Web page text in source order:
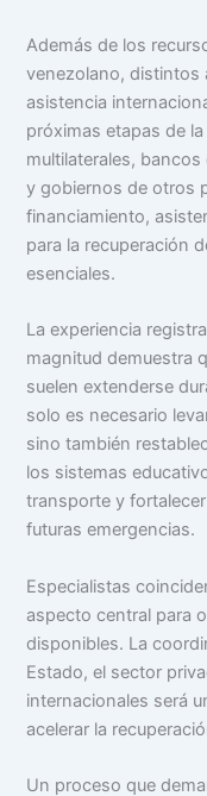
Además de los
venezolano, distintos
asistencia
próximas etapas de
multilaterales,
y gobiernos de otros
financiamiento,
para la recuperación
esenciales.
La experiencia
magnitud demuestra
suelen extenderse
solo es necesario
sino también
los sistemas
transporte y
futuras emergencias.
Especialistas
aspecto central para
disponibles. La
Estado, el sector
internacionales será
acelerar la
Un proceso que